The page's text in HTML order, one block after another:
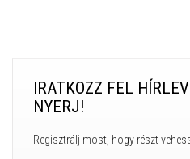
IRATKOZZ FEL
NYERJ!
Regisztrálj most, hogy részt